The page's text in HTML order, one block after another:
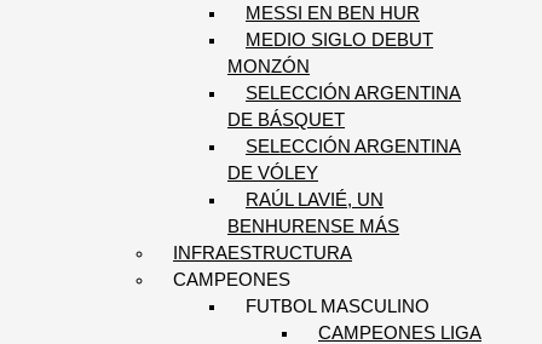
MESSI EN BEN HUR
MEDIO SIGLO DEBUT
MONZÓN
SELECCIÓN ARGENTINA
DE BÁSQUET
SELECCIÓN ARGENTINA
DE VÓLEY
RAÚL LAVIÉ, UN
BENHURENSE MÁS
INFRAESTRUCTURA
CAMPEONES
FUTBOL MASCULINO
CAMPEONES LIGA